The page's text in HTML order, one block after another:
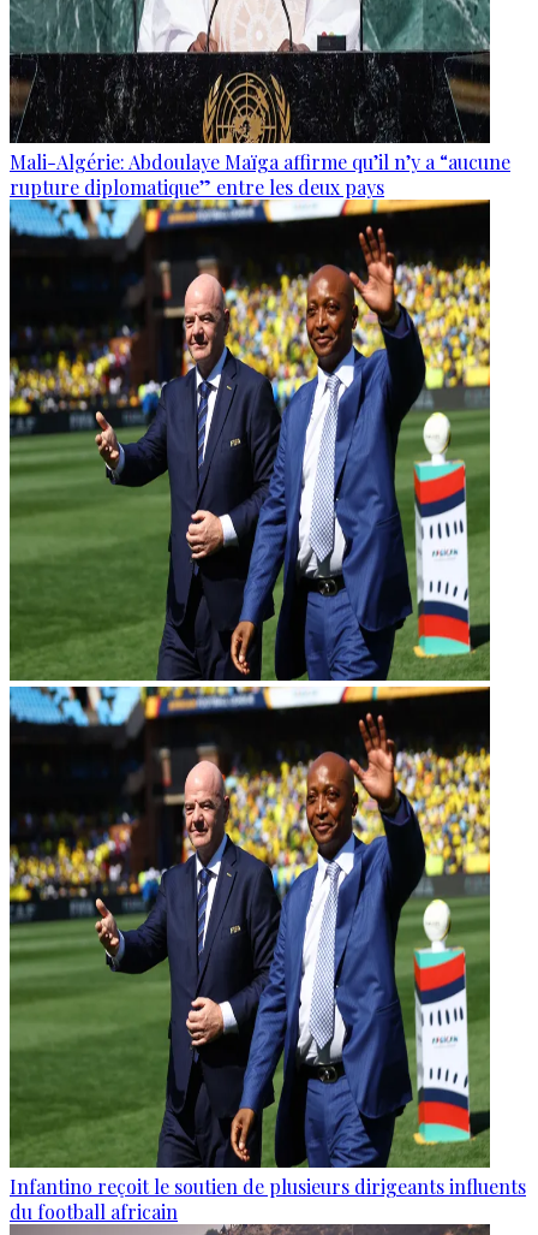
Mali-Algérie: Abdoulaye Maïga affirme qu’il n’y a “aucune
rupture diplomatique” entre les deux pays
Infantino reçoit le soutien de plusieurs dirigeants influents
du football africain